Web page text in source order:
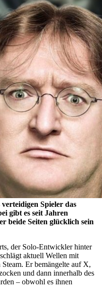
Spieler das
gibt es seit Jahren
beide Seiten glücklich sein
der Solo-Entwickler hinter
aktuell Wellen mit
Er bemängelte auf X,
und dann innerhalb des
– obwohl es ihnen